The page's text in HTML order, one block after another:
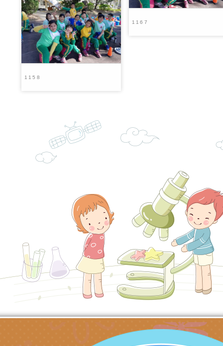
份及道安宣導影像素
設置防災(颱)專區」
信誼基金會於6／27
【打噴嚏、流鼻水、
0-8歲抗過敏照護指
童過敏免疫專家 林
檢送桃園市政府LED
字稿及LCD託播影片
檢送桃園市政府家庭
「小桃家6月課程資
坊」、「幸福婚姻系
座」、「2026開心
家庭好時光」海報
檢送桃園市政府LED
立蘆葦啟智中心辦理
而立》蘆葦三十．創
有關桃園市桃園區西
學辦理115年度區域
充實方案：「視」
覺暫留創意應用與實
檢送桃園市政府LED
字稿及LCD託播影（
有關桃園市桃園區新
學辦理115年度區域
充實方案：「怪創劇
角色驅動的聲音與故
「學生申訴及再申訴
關事項
檢送行政院新聞傳
月份公共服務政策溝
訊
台北松山文創園區5
「櫻桃小丸子原作40
展」
檢送桃園市政府LED
字稿及LCD託播影（
轉知國立臺灣師範大
「115學年度身心障
檢送桃園市政府LED
1167
1158